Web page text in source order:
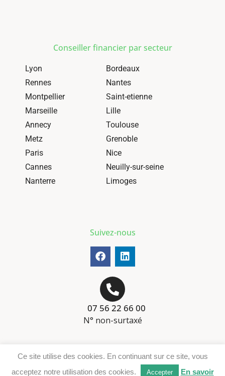
Conseiller financier par secteur
Lyon
Bordeaux
Rennes
Nantes
Montpellier
Saint-etienne
Marseille
Lille
Annecy
Toulouse
Metz
Grenoble
Paris
Nice
Cannes
Neuilly-sur-seine
Nanterre
Limoges
Suivez-nous
07 56 22 66 00
N° non-surtaxé
Téléchargement DER
Ce site utilise des cookies. En continuant sur ce site, vous
acceptez notre utilisation des cookies.
Accepter En savoir